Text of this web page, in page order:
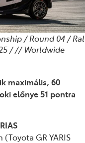
/ Round 04 /
/ // Worldwide
maximális, 60
előnye 51 pontra
GR YARIS